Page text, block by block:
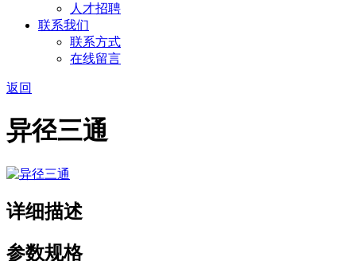
人才招聘
联系我们
联系方式
在线留言
返回
异径三通
详细描述
参数规格